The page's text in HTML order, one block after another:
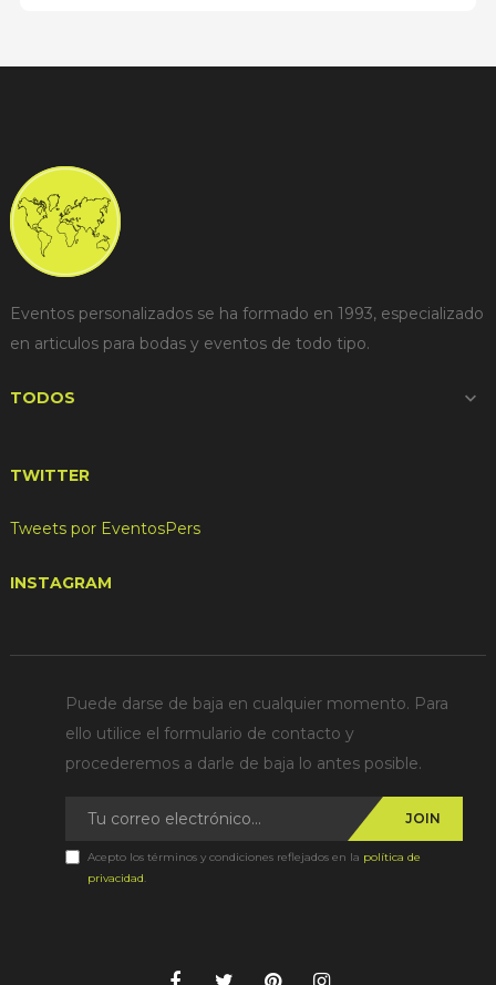
Eventos personalizados se ha formado en 1993, especializado
en articulos para bodas y eventos de todo tipo.
TODOS 
TWITTER
Tweets por EventosPers
INSTAGRAM
Puede darse de baja en cualquier momento. Para
ello utilice el formulario de contacto y
procederemos a darle de baja lo antes posible.
JOIN
Acepto los términos y condiciones reflejados en la política de
privacidad.